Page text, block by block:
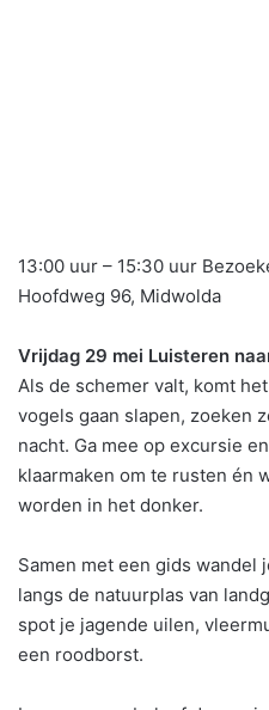
13:00 uur – 15:30 uur
Hoofdweg 96, Midwolda
Vrijdag 29 mei Luisteren
Als de schemer valt, komt
vogels gaan slapen, zoeken
nacht. Ga mee op excursie
klaarmaken om te rusten én
worden in het donker.
Samen met een gids
langs de natuurplas van
spot je jagende uilen,
een roodborst.